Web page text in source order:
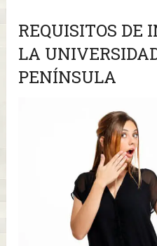
REQUISITOS DE
LA
PENÍNSULA